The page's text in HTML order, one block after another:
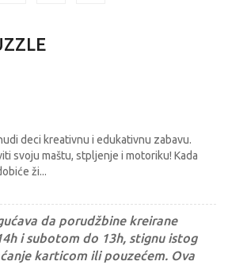
deci kreativnu i edukativnu zabavu.
svoju maštu, stpljenje i motoriku! Kada
ži...
da porudžbine kreirane
i subotom do 13h, stignu istog
karticom ili pouzećem. Ova